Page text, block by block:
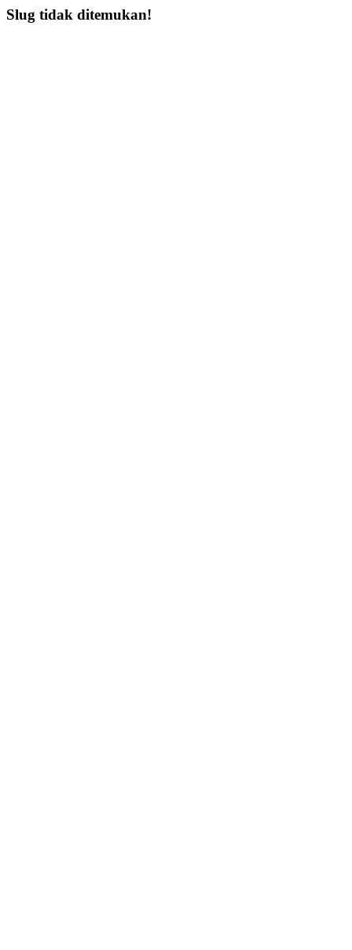
Slug tidak ditemukan!